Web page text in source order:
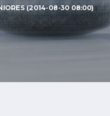
(2014-08-30 08:00)